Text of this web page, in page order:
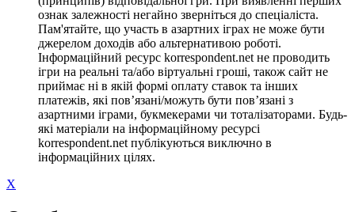
ознак залежності негайно зверніться до спеціаліста.
Пам'ятайте, що участь в азартних іграх не може бути
джерелом доходів або альтернативою роботі.
Інформаційний ресурс korrespondent.net не проводить
ігри на реальні та/або віртуальні гроші, також сайт не
приймає ні в якій формі оплату ставок та інших
платежів, які пов’язані/можуть бути пов’язані з
азартними іграми, букмекерами чи тоталізаторами. Будь-
які матеріали на інформаційному ресурсі
korrespondent.net публікуються виключно в
інформаційних цілях.
X